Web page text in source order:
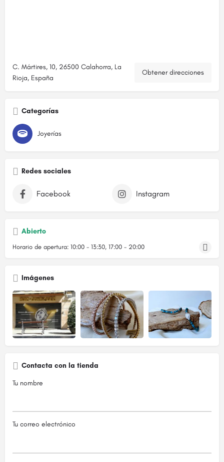
C. Mártires, 10, 26500 Calahorra, La
Rioja, España
Obtener direcciones
Categorías
Joyerías
Redes sociales
Facebook Instagram
Abierto
Horario de apertura: 10:00 - 13:30, 17:00 - 20:00
Imágenes
Contacta con la tienda
Tu nombre
Tu correo electrónico